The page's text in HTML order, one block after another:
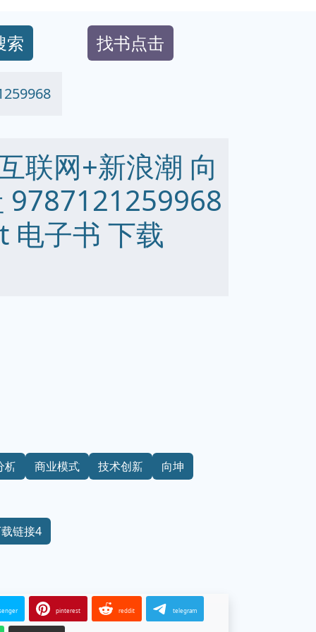
索 找书点击
网+新浪潮 向
9787121259968
子书 下载
析 商业模式 技术创新 向坤
链接4
pinterest reddit telegram